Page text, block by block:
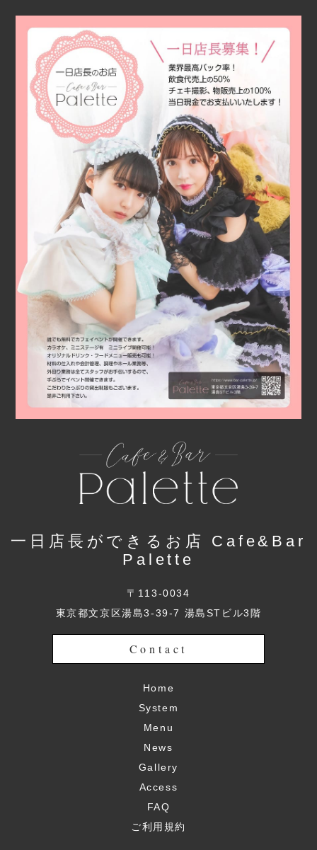
一日店長ができるお店 Cafe&Bar
Palette
〒113-0034
東京都文京区湯島3-39-7 湯島STビル3階
Contact
Home
System
Menu
News
Gallery
Access
FAQ
ご利用規約